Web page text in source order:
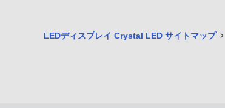
LEDディスプレイ Crystal LED サイトマップ